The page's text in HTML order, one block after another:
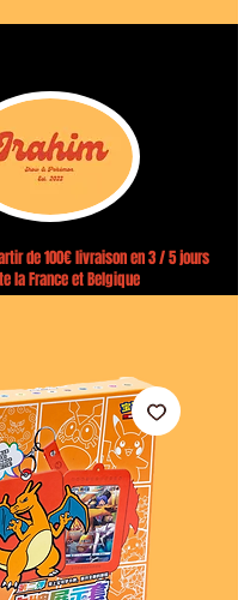
de 100€ livraison en 3 / 5 jours
la France et Belgique